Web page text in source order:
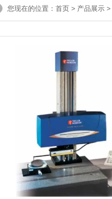
您现在的位置： 首页 > 产品展示 >